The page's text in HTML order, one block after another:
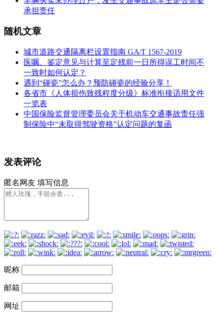
承担责任
随机文章
城市道路交通隔离栏设置指南 GA∕T 1567-2019
医嘱、鉴定意见与计算至定残前一日所得误工时间不
一致时如何认定？
遇到“碰瓷”怎么办？预防碰瓷的经验分享！
各省市《人体损伤致残程度分级》标准衔接适用文件
一览表
中国保险监督管理委员会关于机动车交通事故责任强
制保险中“未取得驾驶资格”认定问题的复函
发表评论
匿名网友 填写信息
昵称
邮箱
网址